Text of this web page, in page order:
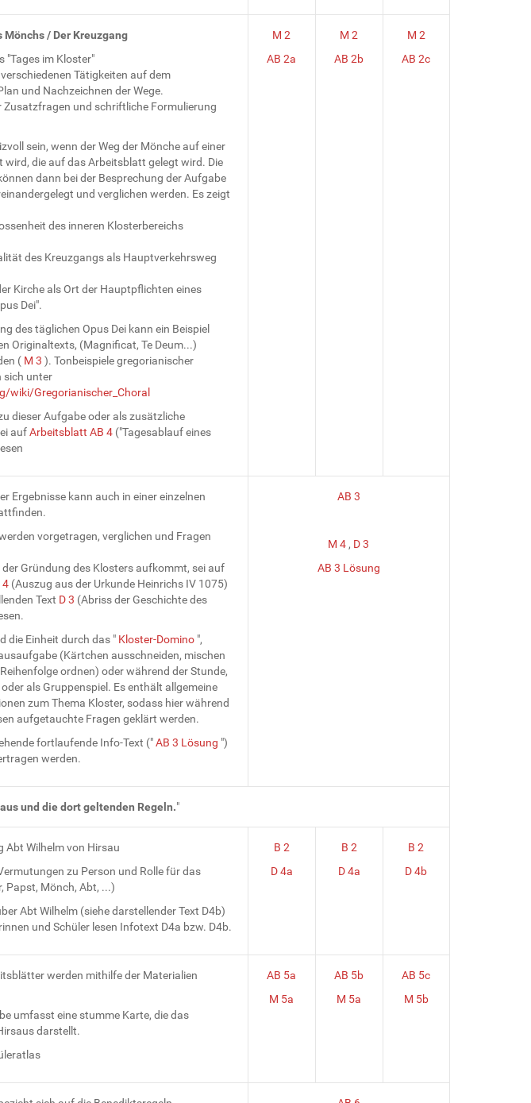
Mönchs / Der Kreuzgang
"Tages im Kloster"
Tätigkeiten auf dem
und Nachzeichnen der Wege.
Zusatzfragen und schriftliche Formulierung
sein, wenn der Weg der Mönche auf einer
wird, die auf das Arbeitsblatt gelegt wird. Die
dann bei der Besprechung der Aufgabe
und verglichen werden. Es zeigt
des inneren Klosterbereichs
des Kreuzgangs als Hauptverkehrsweg
Kirche als Ort der Hauptpflichten eines
Dei".
des täglichen Opus Dei kann ein Beispiel
Originaltexts, (Magnificat, Te Deum...)
( M 3 ). Tonbeispiele gregorianischer
sich unter
wiki/Gregorianischer_Choral
dieser Aufgabe oder als zusätzliche
aufArbeitsblatt AB 4("Tagesablauf eines
M 2
AB 2a
M 2
AB 2b
M 2
AB 2c
Ergebnisse kann auch in einer einzelnen
vorgetragen, verglichen und Fragen
der Gründung des Klosters aufkommt, sei auf
4(Auszug aus der Urkunde Heinrichs IV 1075)
Text D 3 (Abriss der Geschichte des
die Einheit durch das " Kloster-Domino",
(Kärtchen ausschneiden, mischen
ordnen) oder während der Stunde,
als Gruppenspiel. Es enthält allgemeine
zum Thema Kloster, sodass hier während
aufgetauchte Fragen geklärt werden.
fortlaufende Info-Text ("AB 3 Lösung ")
werden.
AB 3
M 4 , D 3
AB 3 Lösung
und die dort geltenden Regeln."
Abt Wilhelm von Hirsau
zu Person und Rolle für das
Papst, Mönch, Abt, ...)
Abt Wilhelm (siehe darstellender Text D4b)
und Schüler lesen Infotext D4a bzw. D4b.
B 2
D 4a
B 2
D 4a
B 2
D 4b
werden mithilfe der Materialien
umfasst eine stumme Karte, die das
darstellt.
AB 5a
M 5a
AB 5b
M 5a
AB 5c
M 5b